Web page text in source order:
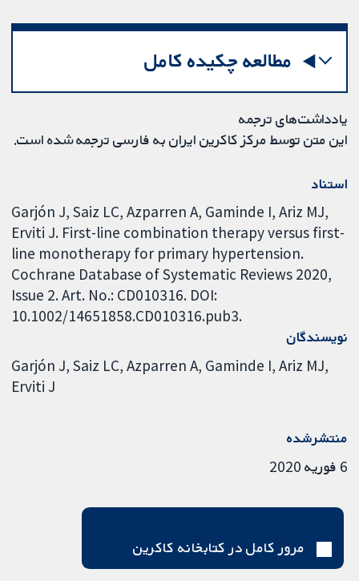
مطالعه چکیده کامل
یادداشت‌های ترجمه
این متن توسط مرکز کاکرین ایران به فارسی ترجمه شده است.
استناد
Garjón J, Saiz LC, Azparren A, Gaminde I, Ariz MJ,
Erviti J. First-line combination therapy versus first-
line monotherapy for primary hypertension.
Cochrane Database of Systematic Reviews 2020,
Issue 2. Art. No.: CD010316. DOI:
10.1002/14651858.CD010316.pub3.
نویسندگان
Garjón J Saiz LC Azparren A Gaminde I Ariz MJ
Erviti J
منتشرشده
6 فوریه 2020
مرور کامل در کتابخانه کاکرین